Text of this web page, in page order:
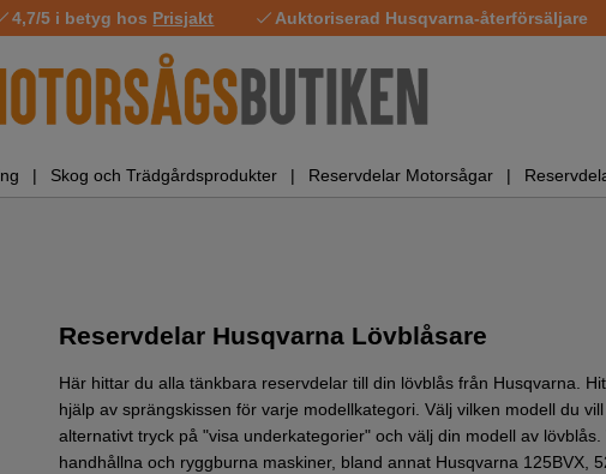
4,7/5 i betyg hos Prisjakt Auktoriserad Husqvarna-återförsäljare
Skog och Trädgårdsprodukter Reservdelar Motorsågar
Reservdelar Husqvarna Lövblåsare
Här hittar du alla tänkbara reservdelar till din lövblås från Husqvarna.
hjälp av sprängskissen för varje modellkategori. Välj vilken modell du
alternativt tryck på "visa underkategorier" och välj din modell av
handhållna och ryggburna maskiner, bland annat Husqvarna 125BVX,